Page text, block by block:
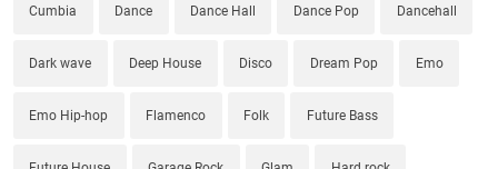
Cumbia Dance Dance Hall Dance Pop Dancehall
Dark wave Deep House Disco Dream Pop Emo
Emo Hip-hop Flamenco Folk Future Bass